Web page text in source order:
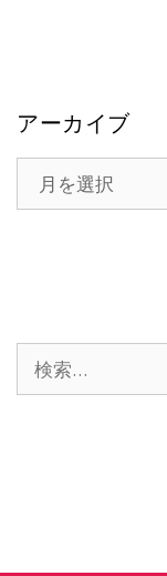
アーカイブ
索: